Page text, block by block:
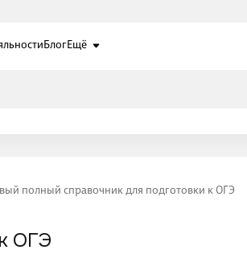
БлогЕщё
полный справочник для подготовки к ОГЭ
ОГЭ